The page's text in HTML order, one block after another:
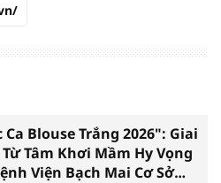
Ca Blouse Trắng 2026": Giai
Tâm Khơi Mầm Hy Vọng
Viện Bạch Mai Cơ Sở